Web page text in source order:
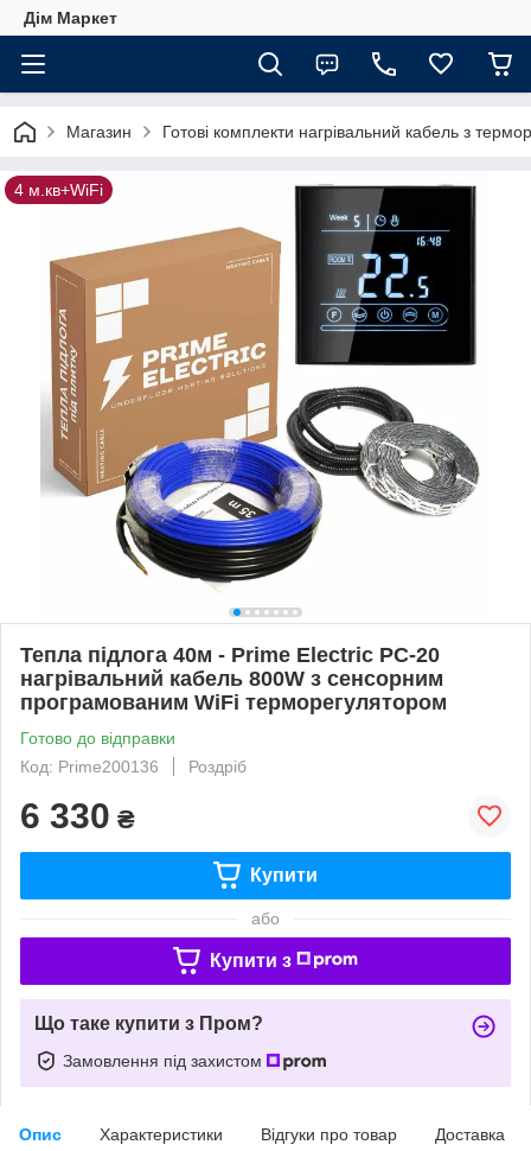
Дім Маркет
Магазин Готові комплекти нагрівальний кабель з
4 м.кв+WiFi
Тепла підлога 40м - Prime Electric PC-20
нагрівальний кабель 800W з сенсорним
програмованим WiFi терморегулятором
Готово до відправки
Код: Prime200136
Роздріб
6 330 ₴
Купити
або
Купити з
Що таке купити з Пром?
Замовлення під захистом
Опис Характеристики Відгуки про товар Доставка